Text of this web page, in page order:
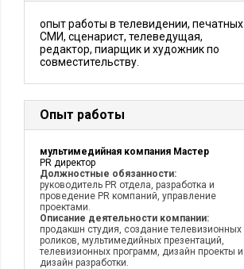
опыт работы в телевидении, печатных
СМИ, сценарист, телеведущая,
редактор, пиарщик и художник по
совместительству.
Опыт работы
мультимедийная компания Мастер
PR директор
Должностные обязанности:
руководитель PR отдела, разработка и
проведение PR компаний, управление
проектами.
Описание деятельности компании:
продакшн студия, создание телевизионных
роликов, мультимедийных презентаций,
телевизионных программ, дизайн проекты и
дизайн разработки.